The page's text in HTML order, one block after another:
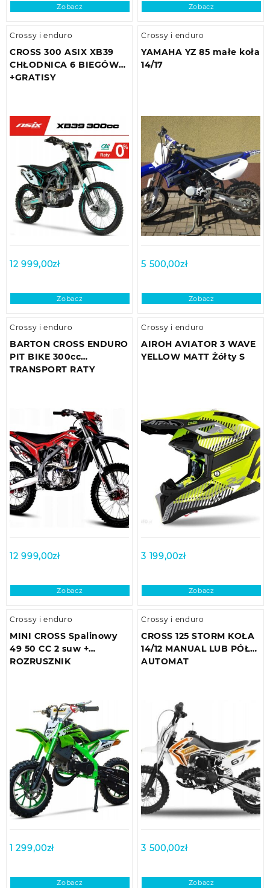
Zobacz Zobacz
Crossy i enduro
CROSS 300 ASIX XB39
CHŁODNICA 6 BIEGÓW
+GRATISY
12 999,00zł
Zobacz
Crossy i enduro
YAMAHA YZ 85 małe koła
14/17
5 500,00zł
Zobacz
Crossy i enduro
BARTON CROSS ENDURO
PIT BIKE 300cc
TRANSPORT RATY
12 999,00zł
Zobacz
Crossy i enduro
AIROH AVIATOR 3 WAVE
YELLOW MATT Żółty S
3 199,00zł
Zobacz
Crossy i enduro
MINI CROSS Spalinowy
49 50 CC 2 suw +
ROZRUSZNIK
1 299,00zł
Zobacz
Crossy i enduro
CROSS 125 STORM KOŁA
14/12 MANUAL LUB PÓŁ-
AUTOMAT
3 500,00zł
Zobacz